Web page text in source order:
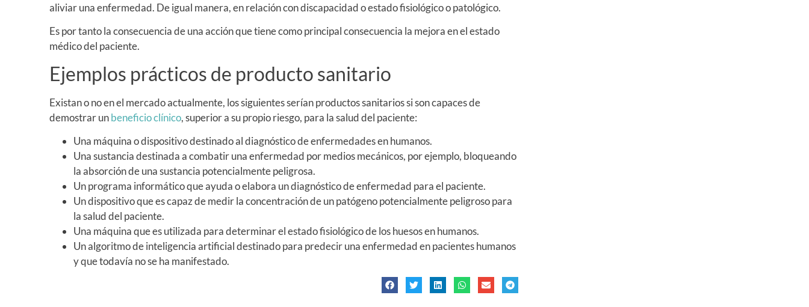
aliviar una enfermedad. De igual manera, en relación con discapacidad o estado fisiológico o patológico.
Es por tanto la consecuencia de una acción que tiene como principal consecuencia la mejora en el estado
médico del paciente.
Ejemplos prácticos de producto sanitario
Existan o no en el mercado actualmente, los siguientes serían productos sanitarios si son capaces de
demostrar unbeneficio clínico, superior a su propio riesgo, para la salud del paciente:
Una máquina o dispositivo destinado al diagnóstico de enfermedades en humanos.
Una sustancia destinada a combatir una enfermedad por medios mecánicos, por ejemplo, bloqueando
la absorción de una sustancia potencialmente peligrosa.
Un programa informático que ayuda o elabora un diagnóstico de enfermedad para el paciente.
Un dispositivo que es capaz de medir la concentración de un patógeno potencialmente peligroso para
la salud del paciente.
Una máquina que es utilizada para determinar el estado fisiológico de los huesos en humanos.
Un algoritmo de inteligencia artificial destinado para predecir una enfermedad en pacientes humanos
y que todavía no se ha manifestado.